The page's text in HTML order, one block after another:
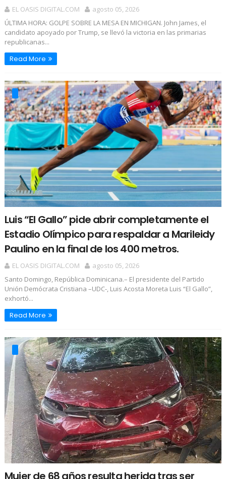
EL OASIS DIGITAL.COM
agosto 05, 2026
ÚLTIMA HORA: GOLPE SOBRE LA MESA EN MICHIGAN. John James, el
candidato apoyado por Trump, se llevó la victoria en las primarias
republicanas...
Read More
Luis “El Gallo” pide abrir completamente el
Estadio Olímpico para respaldar a Marileidy
Paulino en la final de los 400 metros.
EL OASIS DIGITAL.COM
agosto 05, 2026
Santo Domingo, República Dominicana.– El presidente del Partido
Unión Demócrata Cristiana –UDC-, Luis Acosta Moreta Luis “El Gallo”,
exhortó...
Read More
Mujer de 68 años resulta herida tras ser